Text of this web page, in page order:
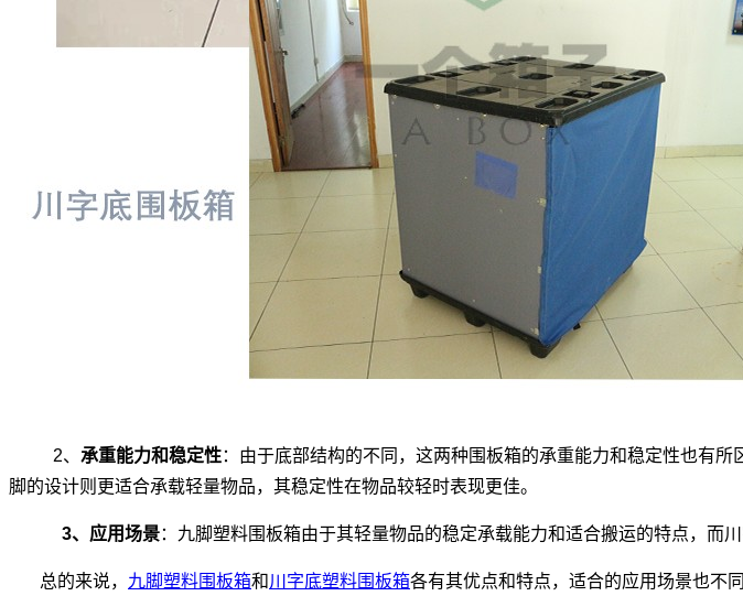
2、 承重能力和稳定性：由于底部结构的不同，这两种围板箱的承重能力和稳定性也有
脚的设计则更适合承载轻量物品，其稳定性在物品较轻时表现更佳。
3、应用场景：九脚塑料围板箱由于其轻量物品的稳定承载能力和适合搬运的特点，而
总的来说， 九脚塑料围板箱和川字底塑料围板箱各有其优点和特点，适合的应用场景也不